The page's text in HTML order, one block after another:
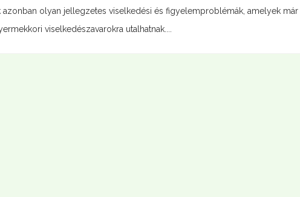
olyan jellegzetes viselkedési és figyelemproblémák, amelyek már
viselkedészavarokra utalhatnak....